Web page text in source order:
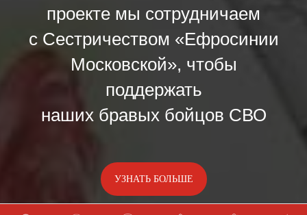
проекте мы сотрудничаем
с Сестричеством «Ефросинии
Московской», чтобы
поддержать
наших бравых бойцов СВО
УЗНАТЬ БОЛЬШЕ